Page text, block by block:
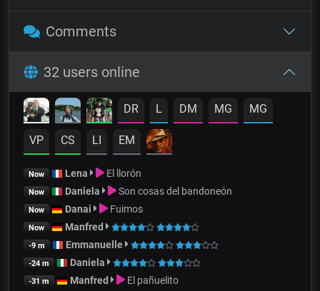
Comments
32 users online
DR L DM MG MG
VP CS LI EM
Now Lena El llorón
Now Daniela Son cosas del bandoneón
Now Danai Fuimos
Now Manfred
-9 m Emmanuelle
-24 m Daniela
-31 m Manfred El pañuelito